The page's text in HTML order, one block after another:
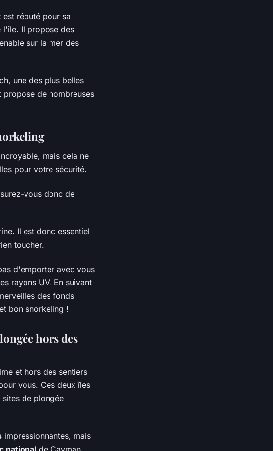
est réputé pour sa
l'île. Il propose des
sur la mer des
une des plus belles
de nombreuses
mais cela ne
pour votre sécurité.
vous donc de
Il est donc essentiel
toucher.
d'emporter avec vous
rayons UV. En suivant
des fonds
bon snorkeling !
hors des
et hors des sentiers
vous. Ces deux îles
sites de plongée
impressionnantes, mais
national de Cayman